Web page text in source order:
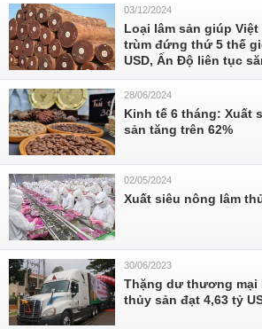
03/12/2024
Loại lâm sản giúp
trùm đứng thứ 5 thế
USD, Ấn Độ liên tục
28/06/2024
Kinh tế 6 tháng: Xuất
sản tăng trên 62%
02/05/2024
Xuất siêu nông lâm
30/06/2023
Thặng dư thương mại
thủy sản đạt 4,63 tỷ